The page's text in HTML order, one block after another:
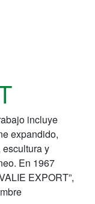
incluye
expandido,
y
En 1967
EXPORT”,